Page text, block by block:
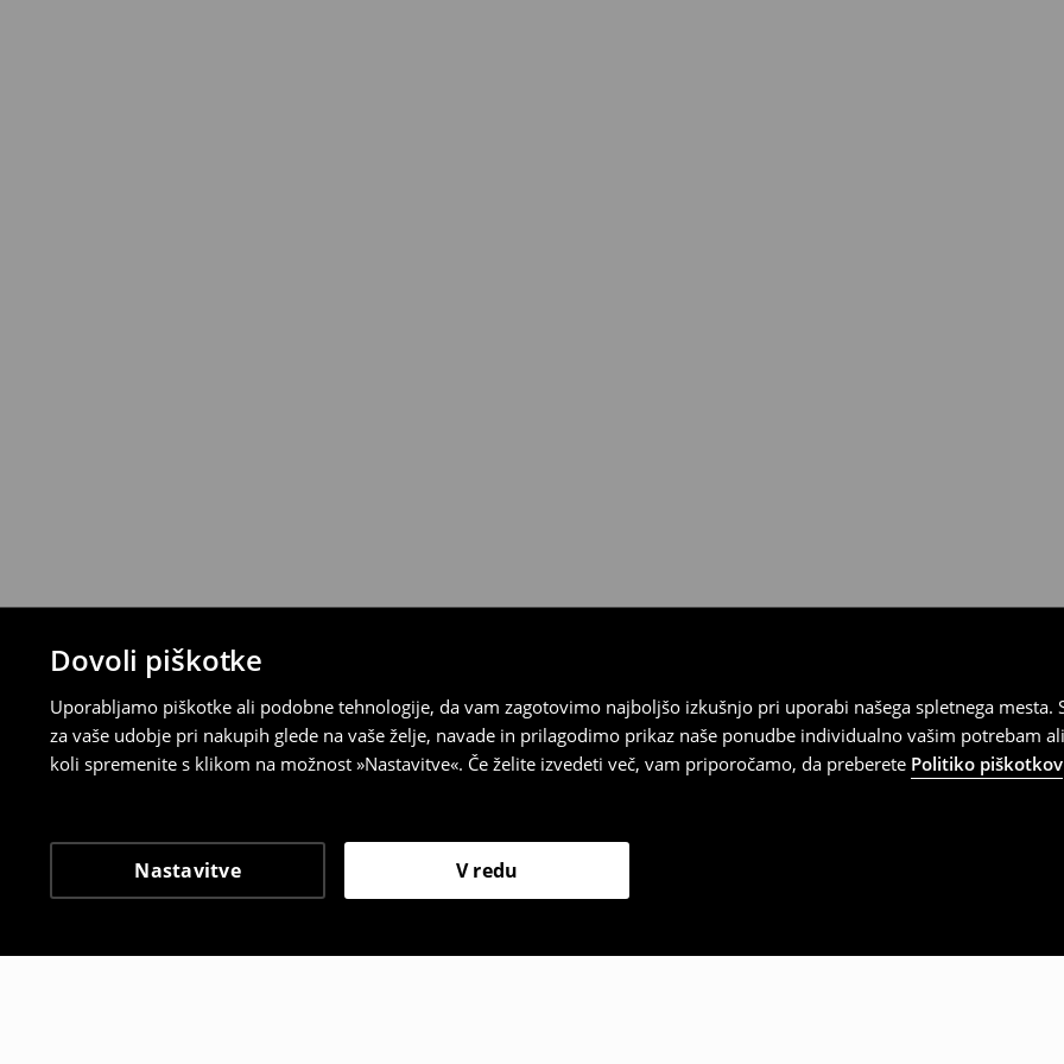
Dovoli piškotke
Uporabljamo piškotke ali podobne tehnologije, da vam zagotovimo najboljšo izkušnjo pri uporabi našega spletnega
za vaše udobje pri nakupih glede na vaše želje, navade in prilagodimo prikaz naše ponudbe individualno vašim potrebam
koli spremenite s klikom na možnost »Nastavitve«. Če želite izvedeti več, vam priporočamo, da preberete Politiko piškotkov
Nastavitve V redu